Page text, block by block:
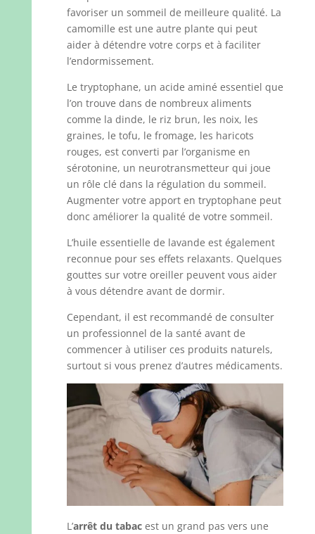
favoriser un sommeil de meilleure qualité. La
camomille est une autre plante qui peut
aider à détendre votre corps et à faciliter
l’endormissement.
Le tryptophane, un acide aminé essentiel que
l’on trouve dans de nombreux aliments
comme la dinde, le riz brun, les noix, les
graines, le tofu, le fromage, les haricots
rouges, est converti par l’organisme en
sérotonine, un neurotransmetteur qui joue
un rôle clé dans la régulation du sommeil.
Augmenter votre apport en tryptophane peut
donc améliorer la qualité de votre sommeil.
L’huile essentielle de lavande est également
reconnue pour ses effets relaxants. Quelques
gouttes sur votre oreiller peuvent vous aider
à vous détendre avant de dormir.
Cependant, il est recommandé de consulter
un professionnel de la santé avant de
commencer à utiliser ces produits naturels,
surtout si vous prenez d’autres médicaments.
L’arrêt du tabacest un grand pas vers une